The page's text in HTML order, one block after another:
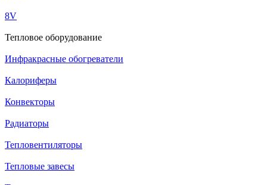
8V
Тепловое оборудование
Инфракрасные обогреватели
Калориферы
Конвекторы
Радиаторы
Тепловентиляторы
Тепловые завесы